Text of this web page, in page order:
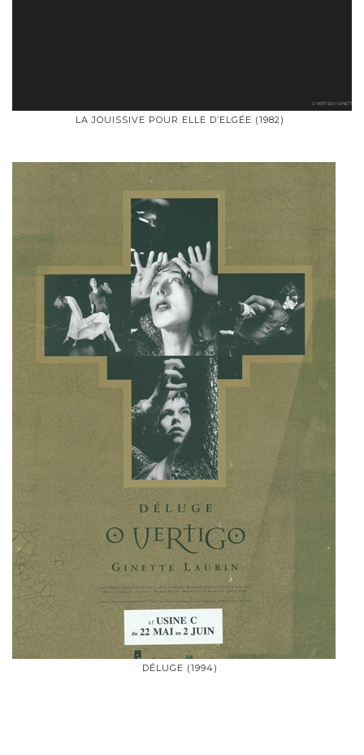
LA JOUISSIVE POUR ELLE D’ELGÉE (1982)
DÉLUGE (1994)